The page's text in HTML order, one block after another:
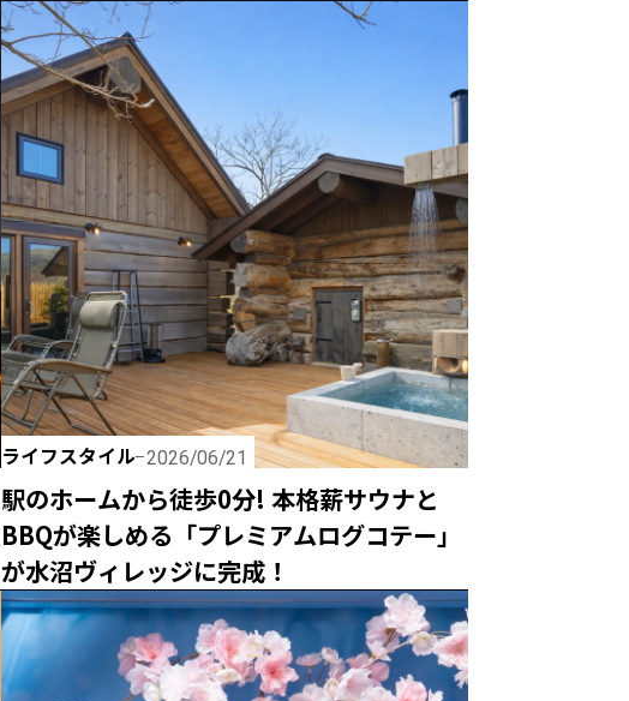
ライフスタイル 2026/06/21
駅のホームから徒歩0分! 本格薪サウナと
BBQが楽しめる「プレミアムログコテー」
が水沼ヴィレッジに完成！